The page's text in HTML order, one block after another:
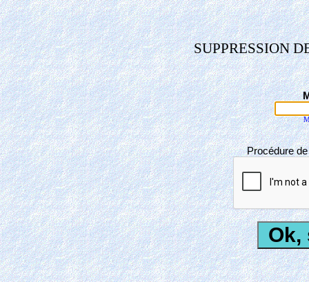
SUPPRESSION
Procédure